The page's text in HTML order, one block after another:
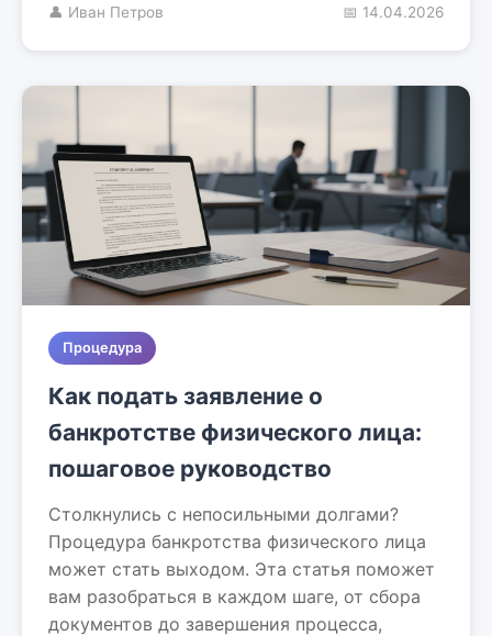
👤 Иван Петров 📅 14.04.2026
Процедура
Как подать заявление о
банкротстве физического лица:
пошаговое руководство
Столкнулись с непосильными долгами?
Процедура банкротства физического лица
может стать выходом. Эта статья поможет
вам разобраться в каждом шаге, от сбора
документов до завершения процесса,